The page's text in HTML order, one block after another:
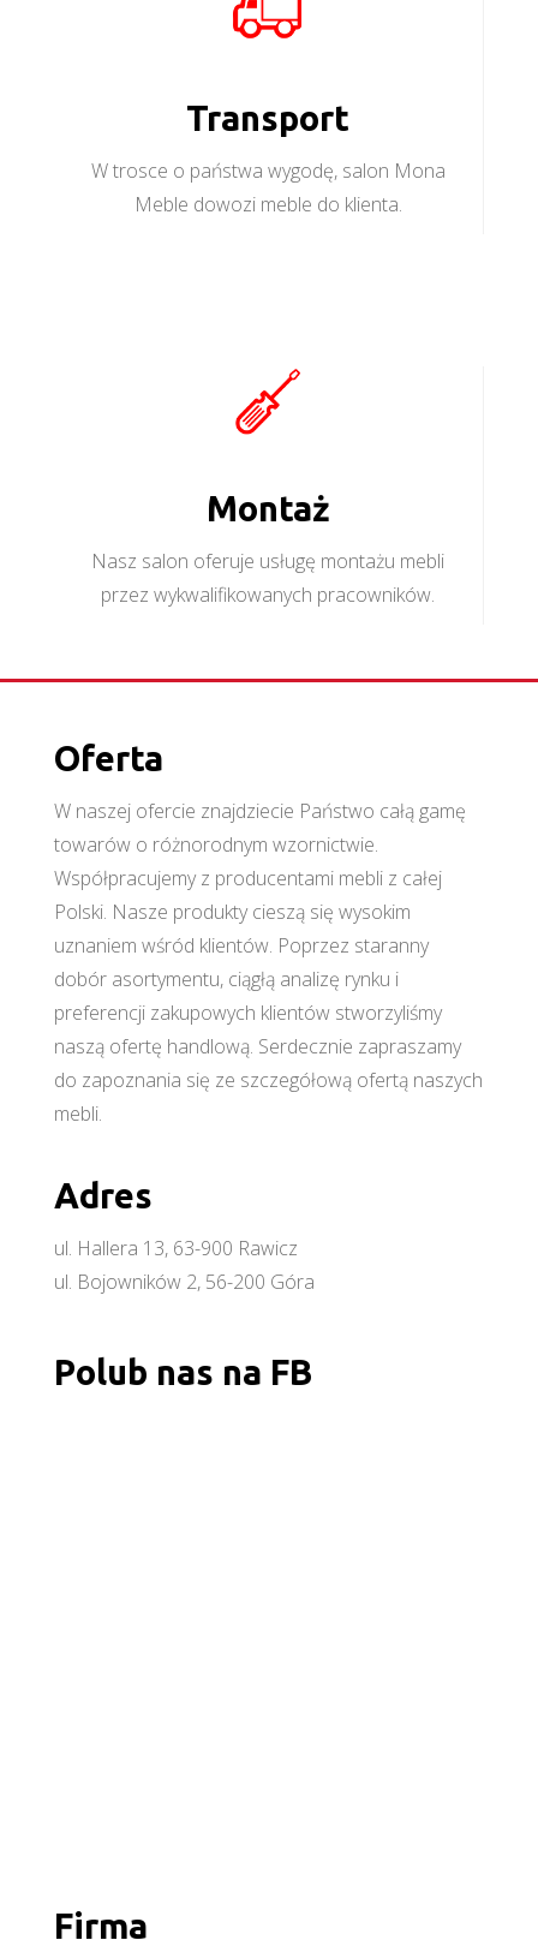
Transport
W trosce o państwa wygodę, salon Mona
Meble dowozi meble do klienta.
Montaż
Nasz salon oferuje usługę montażu mebli
przez wykwalifikowanych pracowników.
Oferta
W naszej ofercie znajdziecie Państwo całą gamę
towarów o różnorodnym wzornictwie.
Współpracujemy z producentami mebli z całej
Polski. Nasze produkty cieszą się wysokim
uznaniem wśród klientów. Poprzez staranny
dobór asortymentu, ciągłą analizę rynku i
preferencji zakupowych klientów stworzyliśmy
naszą ofertę handlową. Serdecznie zapraszamy
do zapoznania się ze szczegółową ofertą naszych
mebli.
Adres
ul. Hallera 13, 63-900 Rawicz
ul. Bojowników 2, 56-200 Góra
Polub nas na FB
Firma